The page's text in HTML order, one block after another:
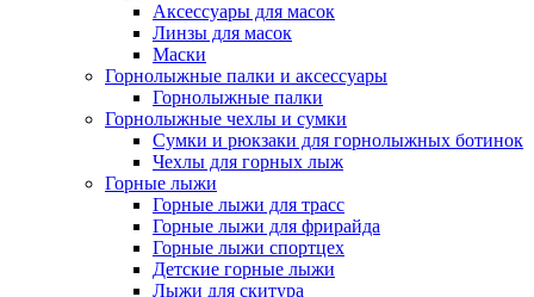
Аксессуары для масок
Линзы для масок
Маски
Горнолыжные палки и аксессуары
Горнолыжные палки
Горнолыжные чехлы и сумки
Сумки и рюкзаки для горнолыжных ботинок
Чехлы для горных лыж
Горные лыжи
Горные лыжи для трасс
Горные лыжи для фрирайда
Горные лыжи спортцех
Детские горные лыжи
Лыжи для скитура